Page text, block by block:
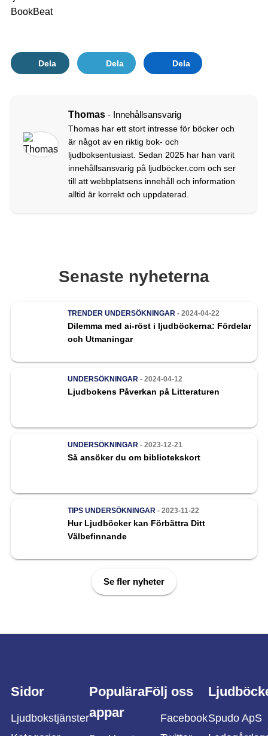
Dela Dela Dela
Thomas - Innehållsansvarig
Thomas har ett stort intresse för böcker och
är något av en riktig bok- och
ljudboksentusiast. Sedan 2025 har han varit
innehållsansvarig på ljudböcker.com och ser
till att webbplatsens innehåll och information
alltid är korrekt och uppdaterad.
Senaste nyheterna
TRENDER UNDERSÖKNINGAR - 2024-04-22
Dilemma med ai-röst i ljudböckerna: Fördelar
och Utmaningar
UNDERSÖKNINGAR - 2024-04-12
Ljudbokens Påverkan på Litteraturen
UNDERSÖKNINGAR - 2023-12-21
Så ansöker du om bibliotekskort
TIPS UNDERSÖKNINGAR - 2023-11-22
Hur Ljudböcker kan Förbättra Ditt
Välbefinnande
Se fler nyheter
Sidor
Ljudbokstjänster
Populära
appar
Följ oss
FacebookSpudo ApS